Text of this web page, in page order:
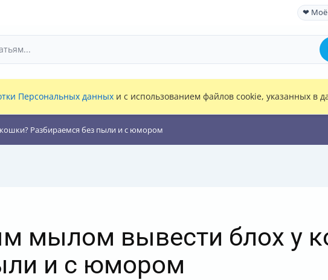
❤ Моё
Персональных данных и с использованием файлов cookie, указанных в
Разбираемся без пыли и с юмором
мылом вывести блох у
и с юмором